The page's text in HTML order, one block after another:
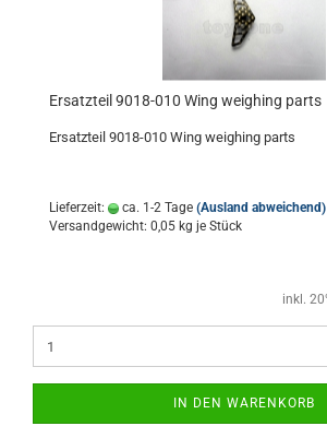
Ersatzteil 9018-010 Wing weighing parts
Ersatzteil 9018-010 Wing weighing parts
Lieferzeit: ca. 1-2 Tage (Ausland abweichend)
Versandgewicht: 0,05 kg je Stück
inkl.
IN DEN WARENKORB